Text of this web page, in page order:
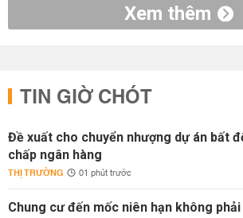
Xem thêm
TIN GIỜ CHÓT
Đề xuất cho chuyển nhượng dự án bất
chấp ngân hàng
THỊ TRƯỜNG 01 phút trước
Chung cư đến mốc niên hạn không